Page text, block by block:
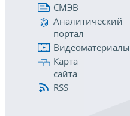
СМЭВ
Аналитический
портал
Видеоматериалы
Карта
сайта
RSS